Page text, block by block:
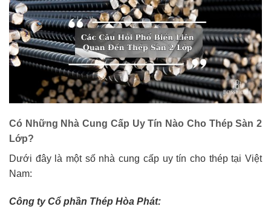
Có Những Nhà Cung Cấp Uy Tín Nào Cho Thép Sàn 2
Lớp?
Dưới đây là một số nhà cung cấp uy tín cho thép tại Việt
Nam:
Công ty Cổ phần Thép Hòa Phát: